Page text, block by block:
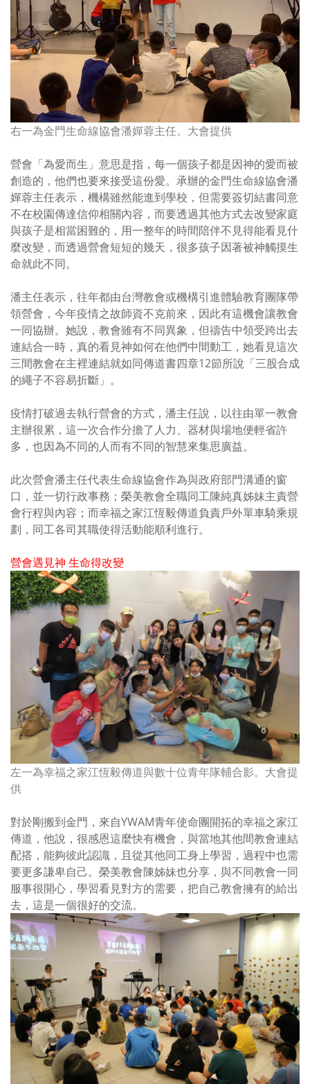
右一為金門生命線協會潘嬋蓉主任。大會提供
營會「為愛而生」意思是指，每一個孩子都是因神的愛而被
創造的，他們也要來接受這份愛。承辦的金門生命線協會潘
嬋蓉主任表示，機構雖然能進到學校，但需要簽切結書同意
不在校園傳達信仰相關內容，而要透過其他方式去改變家庭
與孩子是相當困難的，用一整年的時間陪伴不見得能看見什
麼改變，而透過營會短短的幾天，很多孩子因著被神觸摸生
命就此不同。
潘主任表示，往年都由台灣教會或機構引進體驗教育團隊帶
領營會，今年疫情之故師資不克前來，因此有這機會讓教會
一同協辦。她說，教會雖有不同異象，但禱告中領受跨出去
連結合一時，真的看見神如何在他們中間動工，她看見這次
三間教會在主裡連結就如同傳道書四章12節所說「三股合成
的繩子不容易折斷」。
疫情打破過去執行營會的方式，潘主任說，以往由單一教會
主辦很累，這一次合作分擔了人力、器材與場地便輕省許
多，也因為不同的人而有不同的智慧來集思廣益。
此次營會潘主任代表生命線協會作為與政府部門溝通的窗
口，並一切行政事務；榮美教會全職同工陳純真姊妹主責營
會行程與內容；而幸福之家江恆毅傳道負責戶外單車騎乘規
劃，同工各司其職使得活動能順利進行。
營會遇見神 生命得改變
左一為幸福之家江恆毅傳道與數十位青年隊輔合影。大會提
供
對於剛搬到金門，來自YWAM青年使命團開拓的幸福之家江
傳道，他說，很感恩這麼快有機會，與當地其他間教會連結
配搭，能夠彼此認識，且從其他同工身上學習，過程中也需
要更多謙卑自己。榮美教會陳姊妹也分享，與不同教會一同
服事很開心，學習看見對方的需要，把自己教會擁有的給出
去，這是一個很好的交流。